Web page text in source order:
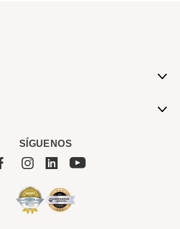
SÍGUENOS